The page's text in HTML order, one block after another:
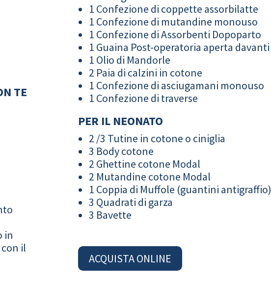
TE
in
il
1 Confezione di coppette assorbilatte
1 Confezione di mutandine monouso
1 Confezione di Assorbenti Dopoparto
1 Guaina Post-operatoria aperta davanti
1 Olio di Mandorle
2 Paia di calzini in cotone
1 Confezione di asciugamani monouso
1 Confezione di traverse
PER IL NEONATO
2 /3 Tutine in cotone o ciniglia
3 Body cotone
2 Ghettine cotone Modal
2 Mutandine cotone Modal
1 Coppia di Muffole (guantini antigraffio)
3 Quadrati di garza
3 Bavette
ACQUISTA ONLINE